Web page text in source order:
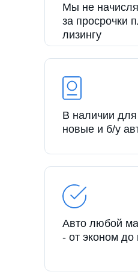
Мы не
за просрочки
лизингу
В наличии для
новые и б/у
Авто любой
- от эконом